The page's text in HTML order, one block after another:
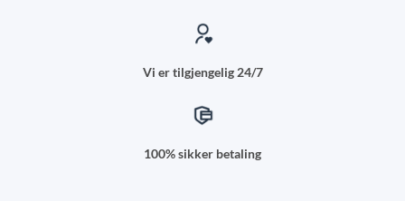
Vi er tilgjengelig 24/7
100% sikker betaling